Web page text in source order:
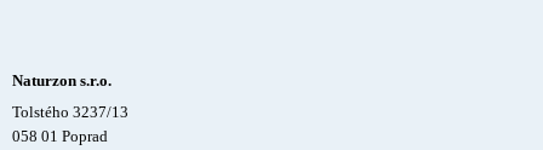
Naturzon s.r.o.
Tolstého 3237/13
058 01 Poprad